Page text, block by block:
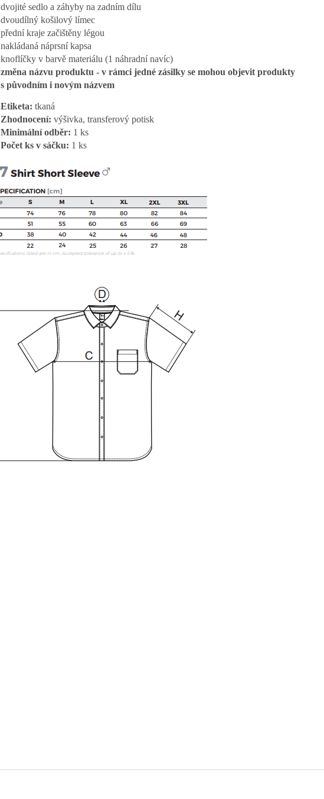
dvojité sedlo a záhyby na zadním dílu
dvoudílný košilový límec
přední kraje začištěny légou
nakládaná náprsní kapsa
knoflíčky v barvě materiálu (1 náhradní navíc)
změna názvu produktu - v rámci jedné zásilky se mohou objevit produkty
s původním i novým názvem
Etiketa: tkaná
Zhodnocení: výšivka, transferový potisk
Minimální odběr: 1 ks
Počet ks v sáčku: 1 ks